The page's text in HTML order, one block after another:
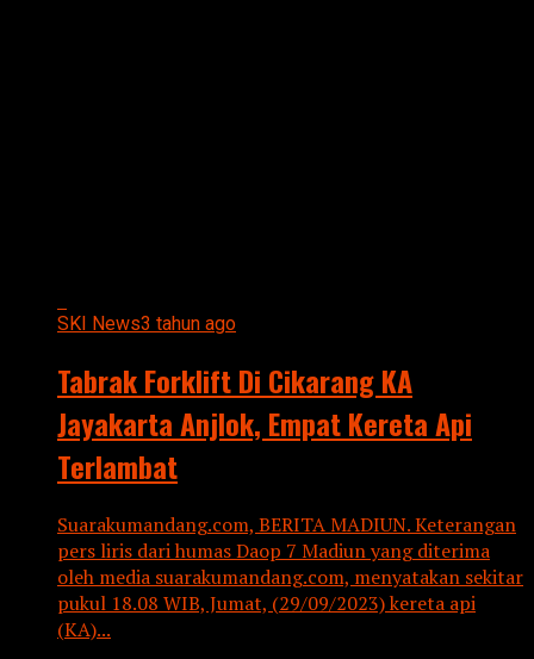
SKI News3 tahun ago
Tabrak Forklift Di Cikarang KA
Jayakarta Anjlok, Empat Kereta Api
Terlambat
Suarakumandang.com, BERITA MADIUN. Keterangan
pers liris dari humas Daop 7 Madiun yang diterima
oleh media suarakumandang.com, menyatakan sekitar
pukul 18.08 WIB, Jumat, (29/09/2023) kereta api
(KA)...